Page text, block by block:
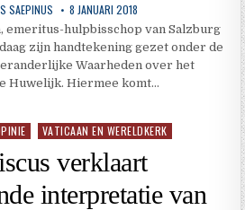
SAEPINUS 8 JANUARI 2018
emeritus-hulpbisschop van Salzburg
zijn handtekening gezet onder de
Waarheden over het
Huwelijk. Hiermee komt…
VATICAAN EN WERELDKERK
verklaart
interpretatie van